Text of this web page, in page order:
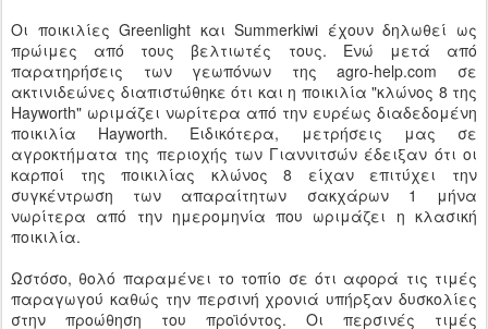
Οι ποικιλίες Greenlight και Summerkiwi έχουν δηλωθεί ως
πρώιμες από τους βελτιωτές τους. Ενώ μετά από
παρατηρήσεις των γεωπόνων της agro-help.com σε
ακτινιδεώνες διαπιστώθηκε ότι και η ποικιλία "κλώνος 8 της
Hayworth" ωριμάζει νωρίτερα από την ευρέως διαδεδομένη
ποικιλία Hayworth. Ειδικότερα, μετρήσεις μας σε
αγροκτήματα της περιοχής των Γιαννιτσών έδειξαν ότι οι
καρποί της ποικιλίας κλώνος 8 είχαν επιτύχει την
συγκέντρωση των απαραίτητων σακχάρων 1 μήνα
νωρίτερα από την ημερομηνία που ωριμάζει η κλασική
ποικιλία.
Ωστόσο, θολό παραμένει το τοπίο σε ότι αφορά τις τιμές
παραγωγού καθώς την περσινή χρονιά υπήρξαν δυσκολίες
στην προώθηση του προϊόντος. Οι περσινές τιμές